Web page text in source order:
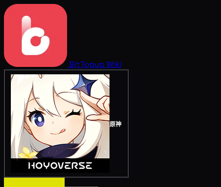
BitTopup Wiki
原神